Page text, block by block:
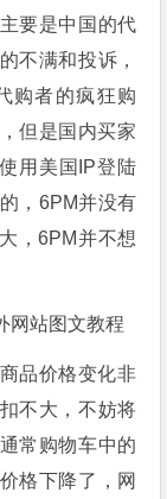
要是中国的代
不满和投诉，
购者的疯狂购
但是国内买家
用美国IP登陆
，6PM并没有
，6PM并不想
网站图文教程
品价格变化非
不大，不妨将
常购物车中的
格下降了，网